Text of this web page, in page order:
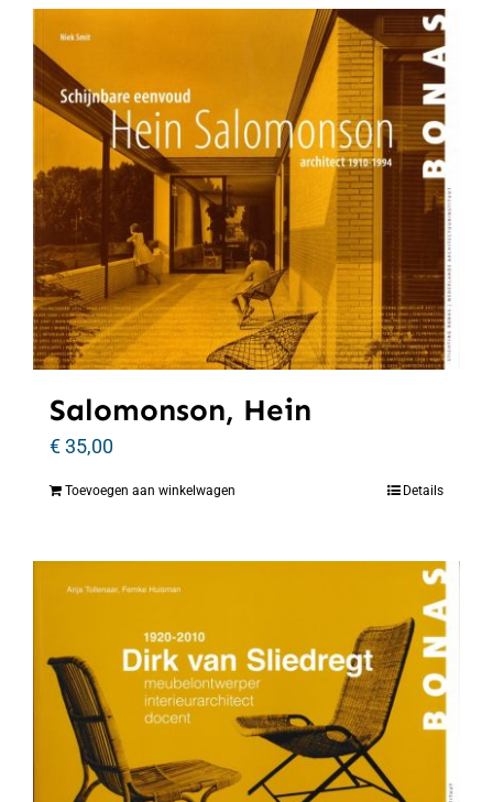
Salomonson, Hein
€35,00
Toevoegen aan winkelwagen Details